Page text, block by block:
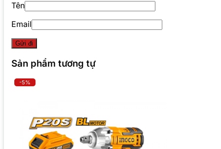
Tên
Email
Sản phẩm tương tự
-5%